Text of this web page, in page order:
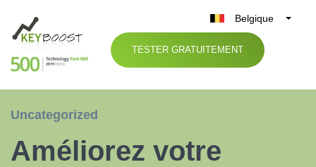
Belgique
België
Nederland
TESTER GRATUITEMENT
Uncategorized
Améliorez votre